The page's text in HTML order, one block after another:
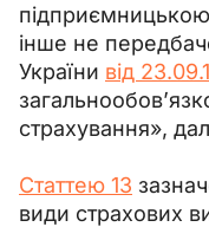
інше не
України від
страхування»,
Статтею 13
види страхових